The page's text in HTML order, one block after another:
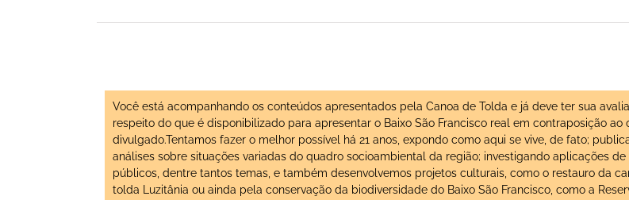
Você está acompanhando os conteúdos apresentados pela Canoa de Tolda e já deve ter sua
respeito do que é disponibilizado para apresentar o Baixo São Francisco real em contraposição ao
divulgado.Tentamos fazer o melhor possível há 21 anos, expondo como aqui se vive, de fato;
análises sobre situações variadas do quadro socioambiental da região; investigando aplicações de
públicos, dentre tantos temas, e também desenvolvemos projetos culturais, como o restauro da
tolda Luzitânia ou ainda pela conservação da biodiversidade do Baixo São Francisco, como a